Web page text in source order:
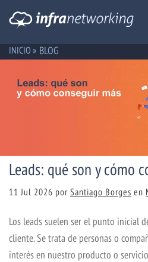
INICIO » BLOG
Leads: qué son y cómo
11 Jul 2026 por Santiago Borges en
Los leads suelen ser el punto inicial
cliente. Se trata de personas o
interés en nuestro producto o